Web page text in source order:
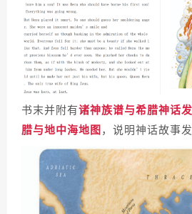
书末并附有诸神族谱与希腊神话
腊与地中海地图，说明神话故事